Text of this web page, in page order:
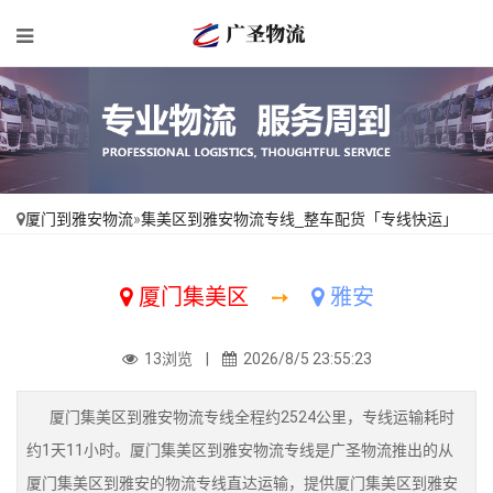
厦门到雅安物流»集美区到雅安物流专线_整车配货「专线快运」
厦门集美区 ➙ 雅安
13浏览 | 2026/8/5 23:55:23
厦门集美区到雅安物流专线全程约2524公里，专线运输耗时
约1天11小时。厦门集美区到雅安物流专线是广圣物流推出的从
厦门集美区到雅安的物流专线直达运输，提供厦门集美区到雅安